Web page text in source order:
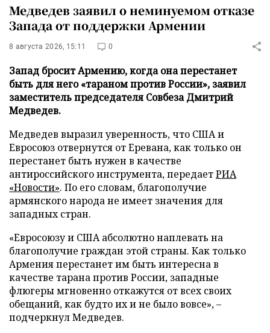
Медведев заявил о неминуемом отказе
Запада от поддержки Армении
8 августа 2026, 15:11 0
Запад бросит Армению, когда она перестанет
быть для него «тараном против России», заявил
заместитель председателя Совбеза Дмитрий
Медведев.
Медведев выразил уверенность, что США и
Евросоюз отвернутся от Еревана, как только он
перестанет быть нужен в качестве
антироссийского инструмента, передаетРИА
«Новости». По его словам, благополучие
армянского народа не имеет значения для
западных стран.
«Евросоюзу и США абсолютно наплевать на
благополучие граждан этой страны. Как только
Армения перестанет им быть интересна в
качестве тарана против России, западные
флюгеры мгновенно откажутся от всех своих
обещаний, как будто их и не было вовсе», –
подчеркнул Медведев.